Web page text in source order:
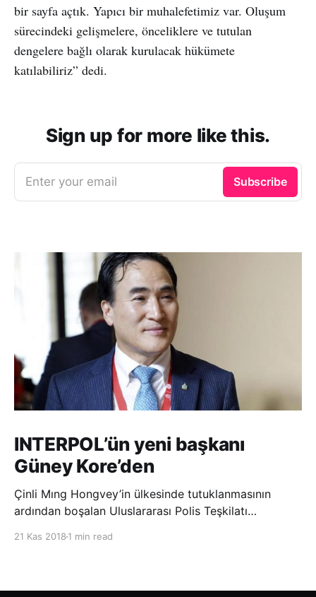
bir sayfa açtık. Yapıcı bir muhalefetimiz var. Oluşum
sürecindeki gelişmelere, önceliklere ve tutulan
dengelere bağlı olarak kurulacak hükümete
katılabiliriz” dedi.
Sign up for more like this.
Enter your email Subscribe
INTERPOL’ün yeni başkanı
Güney Kore’den
Çinli Mıng Hongvey’in ülkesinde tutuklanmasının
ardından boşalan Uluslararası Polis Teşkilatı
21 Kas 2018 1 min read